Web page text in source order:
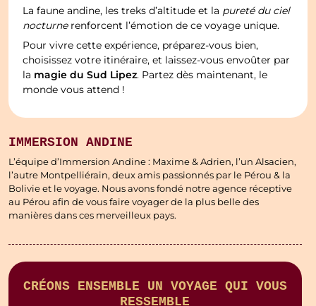
La faune andine, les treks d’altitude et la pureté du ciel
nocturnerenforcent l’émotion de ce voyage unique.
Pour vivre cette expérience, préparez-vous bien,
choisissez votre itinéraire, et laissez-vous envoûter par
la magie du Sud Lipez. Partez dès maintenant, le
monde vous attend !
IMMERSION ANDINE
L’équipe d’Immersion Andine : Maxime & Adrien, l’un Alsacien,
l’autre Montpelliérain, deux amis passionnés par le Pérou & la
Bolivie et le voyage. Nous avons fondé notre agence réceptive
au Pérou afin de vous faire voyager de la plus belle des
manières dans ces merveilleux pays.
CRÉONS ENSEMBLE UN VOYAGE QUI VOUS
RESSEMBLE